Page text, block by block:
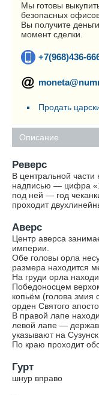
Мы готовы
безопасных
Вы получите
момент сделки.
+7(968)436-
Продать
Описание
Реверс
В центральной
надписью — цифра
под ней — год
проходит
Аверс
Центр аверса
империи.
Обе головы орла
размера находится
На груди орла
Победоносцем
копьём (голова
орден Святого
В правой лапе
левой лапе —
указывают на
По краю проходит
Гурт
шнур вправо